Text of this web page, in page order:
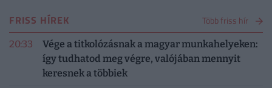
FRISS HÍREK Több friss hír
20:33
Vége a titkolózásnak a magyar munkahelyeken:
így tudhatod meg végre, valójában mennyit
keresnek a többiek